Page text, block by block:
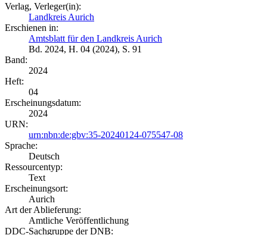
Verlag, Verleger(in):
Landkreis Aurich
Erschienen in:
Amtsblatt für den Landkreis Aurich
Bd. 2024, H. 04 (2024), S. 91
Band:
2024
Heft:
04
Erscheinungsdatum:
2024
URN:
urn:nbn:de:gbv:35-20240124-075547-08
Sprache:
Deutsch
Ressourcentyp:
Text
Erscheinungsort:
Aurich
Art der Ablieferung:
Amtliche Veröffentlichung
DDC-Sachgruppe der DNB: